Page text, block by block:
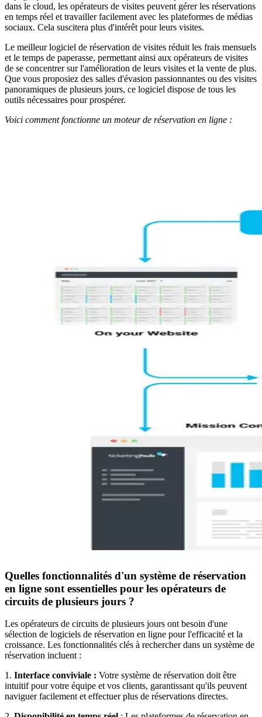
dans le cloud, les opérateurs de visites peuvent gérer les réservations
en temps réel et travailler facilement avec les plateformes de médias
sociaux. Cela suscitera plus d'intérêt pour leurs visites.
Le meilleur logiciel de réservation de visites réduit les frais mensuels
et le temps de paperasse, permettant ainsi aux opérateurs de visites
de se concentrer sur l'amélioration de leurs visites et la vente de plus.
Que vous proposiez des salles d'évasion passionnantes ou des visites
panoramiques de plusieurs jours, ce logiciel dispose de tous les
outils nécessaires pour prospérer.
Voici comment fonctionne un moteur de réservation en ligne :
Quelles fonctionnalités d'un système de réservation
en ligne sont essentielles pour les opérateurs de
circuits de plusieurs jours ?
Les opérateurs de circuits de plusieurs jours ont besoin d'une
sélection de logiciels de réservation en ligne pour l'efficacité et la
croissance. Les fonctionnalités clés à rechercher dans un système de
réservation incluent :
1. Interface conviviale : Votre système de réservation doit être
intuitif pour votre équipe et vos clients, garantissant qu'ils peuvent
naviguer facilement et effectuer plus de réservations directes.